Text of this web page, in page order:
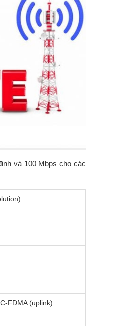
và 100 Mbps cho các
FDMA (uplink)